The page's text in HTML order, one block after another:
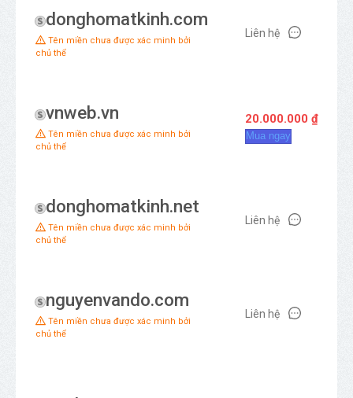
donghomatkinh.com
Tên miền chưa được xác minh bởi
chủ thể
Liên hệ
vnweb.vn
Tên miền chưa được xác minh bởi
chủ thể
20.000.000 ₫
Mua ngay
donghomatkinh.net
Tên miền chưa được xác minh bởi
chủ thể
Liên hệ
nguyenvando.com
Tên miền chưa được xác minh bởi
chủ thể
Liên hệ